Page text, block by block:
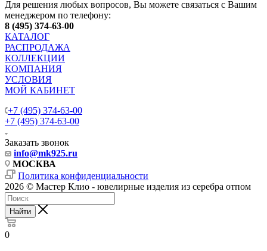
Для решения любых вопросов, Вы можете связаться с Вашим
менеджером по телефону:
8 (495) 374-63-00
КАТАЛОГ
РАСПРОДАЖА
КОЛЛЕКЦИИ
КОМПАНИЯ
УСЛОВИЯ
МОЙ КАБИНЕТ
+7 (495) 374-63-00
+7 (495) 374-63-00
Заказать звонок
info@mk925.ru
МОСКВА
Политика конфиденциальности
2026 © Мастер Клио - ювелирные изделия из серебра отпом
Найти
0